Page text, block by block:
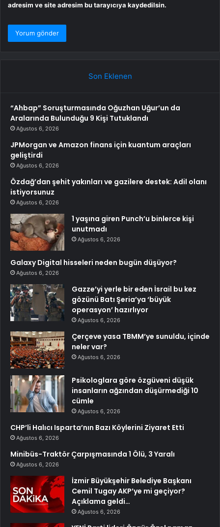
adresim ve site adresim bu tarayıcıya kaydedilsin.
Son Eklenen
“Ahbap” Soruşturmasında Oğuzhan Uğur’un da
Aralarında Bulunduğu 9 Kişi Tutuklandı
Ağustos 6, 2026
JPMorgan ve Amazon finans için kuantum araçları
geliştirdi
Ağustos 6, 2026
Özdağ’dan şehit yakınları ve gazilere destek: Adil olanı
istiyorsunuz
Ağustos 6, 2026
1 yaşına giren Punch’u binlerce kişi
unutmadı
Ağustos 6, 2026
Galaxy Digital hisseleri neden bugün düşüyor?
Ağustos 6, 2026
Gazze’yi yerle bir eden İsrail bu kez
gözünü Batı Şeria’ya ‘büyük
operasyon’ hazırlıyor
Ağustos 6, 2026
Çerçeve yasa TBMM’ye sunuldu, içinde
neler var?
Ağustos 6, 2026
Psikologlara göre özgüveni düşük
insanların ağzından düşürmediği 10
cümle
Ağustos 6, 2026
CHP’li Halıcı Isparta’nın Bazı Köylerini Ziyaret Etti
Ağustos 6, 2026
Minibüs-Traktör Çarpışmasında 1 Ölü, 3 Yaralı
Ağustos 6, 2026
İzmir Büyükşehir Belediye Başkanı
Cemil Tugay AKP’ye mi geçiyor?
Açıklama geldi…
Ağustos 6, 2026